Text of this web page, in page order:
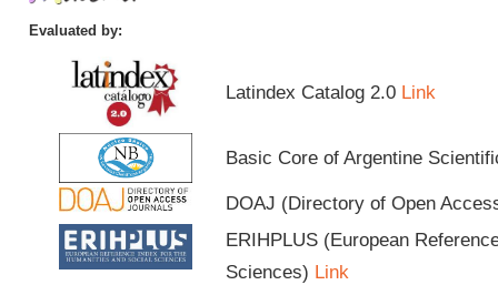
Evaluated by:
Latindex Catalog 2.0 Link
Basic Core of Argentine
DOAJ (Directory of Open
ERIHPLUS (European
Sciences) Link